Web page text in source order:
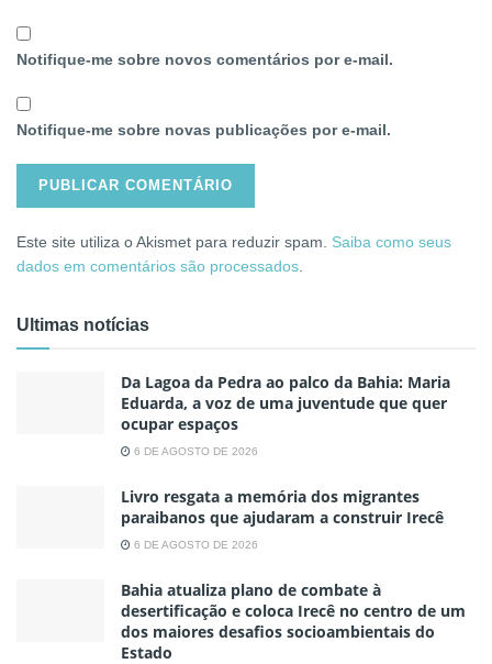
Notifique-me sobre novos comentários por e-mail.
Notifique-me sobre novas publicações por e-mail.
Este site utiliza o Akismet para reduzir spam. Saiba como seus
dados em comentários são processados
Ultimas notícias
Da Lagoa da Pedra ao palco da Bahia: Maria
Eduarda, a voz de uma juventude que quer
ocupar espaços
6 DE AGOSTO DE 2026
Livro resgata a memória dos migrantes
paraibanos que ajudaram a construir Irecê
6 DE AGOSTO DE 2026
Bahia atualiza plano de combate à
desertificação e coloca Irecê no centro de um
dos maiores desafios socioambientais do
Estado